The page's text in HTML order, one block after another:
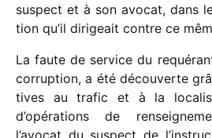
suspect et à son avocat, dans
tion qu’il diri­geait contre ce
La faute de service du
corrup­tion, a été décou­verte
tives au trafic et à la
d’opérations de